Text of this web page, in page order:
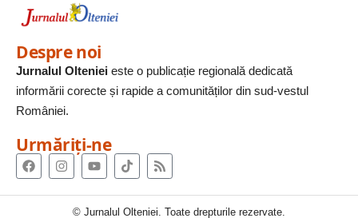
Despre noi
Jurnalul Olteniei este o publicație regională dedicată
informării corecte și rapide a comunităților din sud-vestul
României.
Urmăriți-ne
© Jurnalul Olteniei. Toate drepturile rezervate.